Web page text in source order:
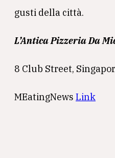
gusti della città.
L’Antica Pizzeria Da
8 Club Street,
MEatingNews Link